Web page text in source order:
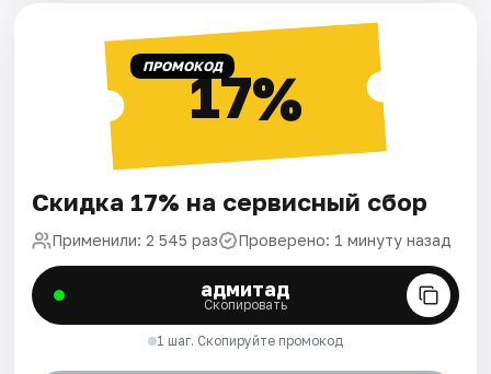
ПРОМОКОД17%
Скидка 17% на сервисный сбор
Применили: 2 545 раз Проверено: 1 минуту назад
адмитад
Скопировать
1 шаг. Скопируйте промокод